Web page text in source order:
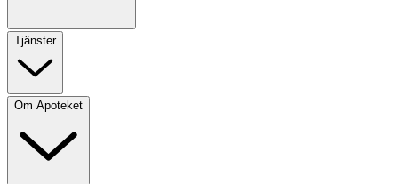
Tjänster
Om Apoteket